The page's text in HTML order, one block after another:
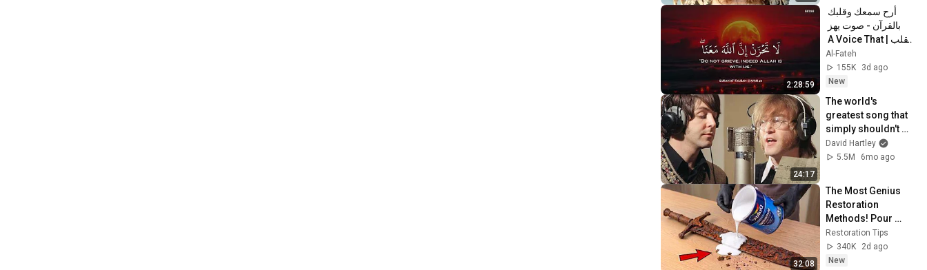
2:28:59
القلب | A Voice That
Moves the Heart ❤️
🎧 | Mohamed
Hesham
Al-Fateh
155K
3d ago
New
24:17
The world's
greatest song that
simply shouldn't
exist
David Hartley
5.5M
6mo ago
32:08
The Most Genius
Restoration
Methods! Pour
paint onto old rusty
sword You'll be
surprised the
Restoration Tips
340K
2d ago
New